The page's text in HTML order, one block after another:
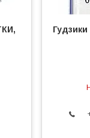
Гудзики